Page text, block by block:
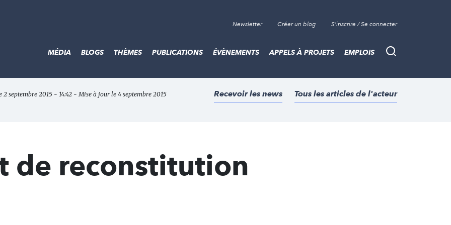
Newsletter Créer un blog S'inscrire / Se connecter
Recherche
MÉDIA BLOGS THÈMES PUBLICATIONS ÉVÈNEMENTS APPELS À PROJETS EMPLOIS
2 septembre 2015 - 14:42 - Mise à jour le 4 septembre 2015
Recevoir les news Tous les articles de l'acteur
de reconstitution